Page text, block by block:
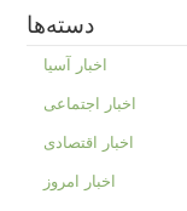
دسته‌ها
اخبار آسیا
اخبار اجتماعی
اخبار اقتصادی
اخبار امروز